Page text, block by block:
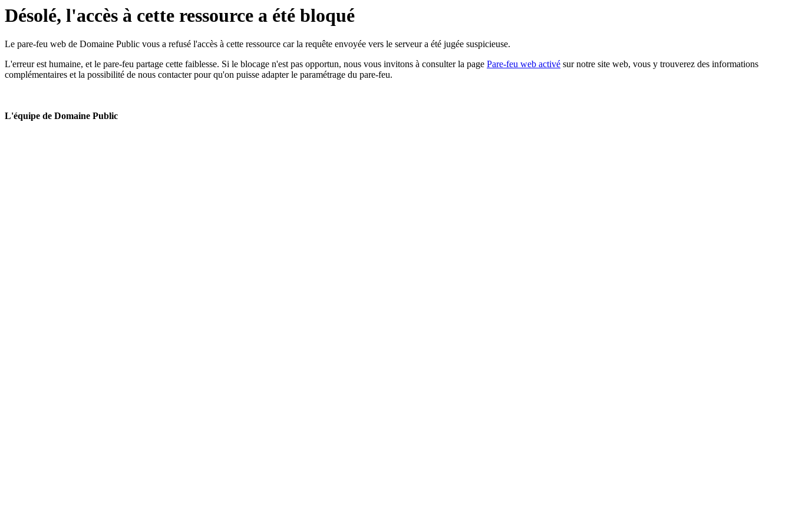
Désolé, l'accès à cette ressource a été bloqué
Le pare-feu web de Domaine Public vous a refusé l'accès à cette ressource car la requête envoyée vers le serveur a été jugée suspicieuse.
L'erreur est humaine, et le pare-feu partage cette faiblesse. Si le blocage n'est pas opportun, nous vous invitons à consulter la page Pare-feu web activé sur notre site web, vous y trouverez des informations
complémentaires et la possibilité de nous contacter pour qu'on puisse adapter le paramétrage du pare-feu.
L'équipe de Domaine Public